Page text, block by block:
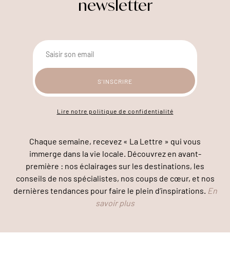
newsletter
Lire notre politique de confidentialité
Chaque semaine, recevez « La Lettre » qui vous
immerge dans la vie locale. Découvrez en avant-
première : nos éclairages sur les destinations, les
conseils de nos spécialistes, nos coups de cœur, et nos
dernières tendances pour faire le plein d’inspirations. En
savoir plus